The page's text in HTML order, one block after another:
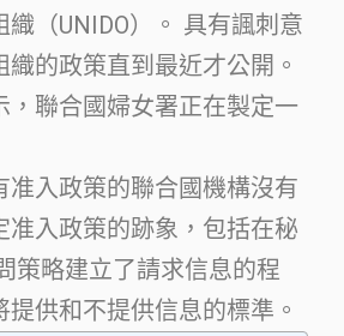
（UNIDO）。 具有諷刺意
的政策直到最近才公開。
，聯合國婦女署正在製定一
准入政策的聯合國機構沒有
准入政策的跡象，包括在秘
策略建立了請求信息的程
供和不提供信息的標準。